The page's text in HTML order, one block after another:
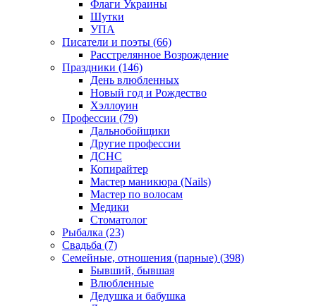
Флаги Украины
Шутки
УПА
Писатели и поэты (66)
Расстрелянное Возрождение
Праздники (146)
День влюбленных
Новый год и Рождество
Хэллоуин
Профессии (79)
Дальнобойщики
Другие профессии
ДСНС
Копирайтер
Мастер маникюра (Nails)
Мастер по волосам
Медики
Стоматолог
Рыбалка (23)
Свадьба (7)
Семейные, отношения (парные) (398)
Бывший, бывшая
Влюбленные
Дедушка и бабушка